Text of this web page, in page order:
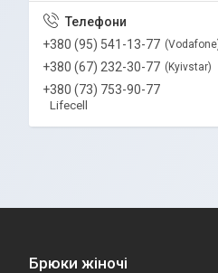
+380 (95) 541-13-77 Vodafone
+380 (67) 232-30-77 Kyivstar
+380 (73) 753-90-77
Lifecell
Брюки жіночі